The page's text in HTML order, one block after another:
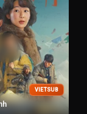
VIETSUB